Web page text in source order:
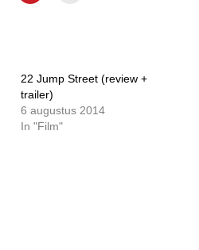
22 Jump Street (review +
trailer)
6 augustus 2014
In "Film"